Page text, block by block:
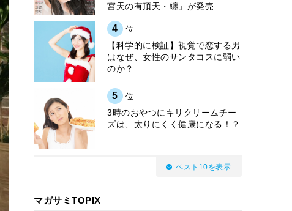
宮天の有頂天・纏」が発売
4 位
【科学的に検証】視覚で恋する男
はなぜ、女性のサンタコスに弱い
のか？
5 位
3時のおやつにキリクリームチー
ズは、太りにくく健康になる！？
ベスト10を表示
マガサミTOPIX